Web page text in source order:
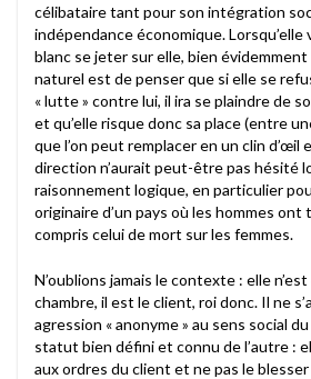
célibataire tant pour son intégration
indépendance économique.
blanc se jeter sur elle, bien
naturel est de penser que si elle se
« lutte » contre lui, il ira se plaindre de
et qu’elle risque donc sa place (entre
que l’on peut remplacer en un clin d’œil
direction n’aurait peut-être pas hésité
raisonnement logique, en particulier
originaire d’un pays où les hommes ont
compris celui de mort sur les femmes.
N’oublions jamais le contexte : elle
chambre, il est le client, roi donc. Il ne
agression « anonyme » au sens social
statut bien défini et connu de l’autre :
aux ordres du client et ne pas le